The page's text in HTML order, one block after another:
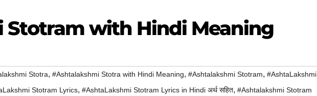
Stotram with Hindi Meaning
Stotra, #Ashtalakshmi Stotra with Hindi Meaning, #Ashtalakshmi Stotram, #AshtaLakshmi
Stotram Lyrics, #AshtaLakshmi Stotram Lyrics in Hindi अर्थ सहित, #Ashtalakshmi Stotram